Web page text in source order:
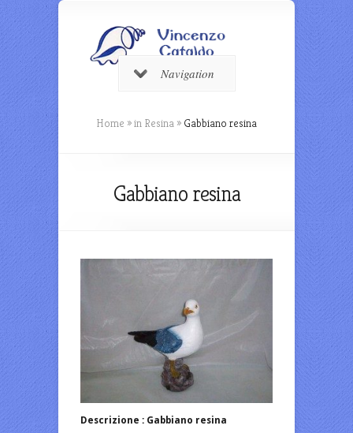
Navigation
Home »in Resina » Gabbiano resina
Gabbiano resina
Descrizione : Gabbiano resina